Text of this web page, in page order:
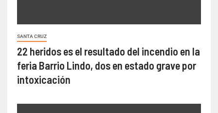
SANTA CRUZ
22 heridos es el resultado del incendio en la
feria Barrio Lindo, dos en estado grave por
intoxicación